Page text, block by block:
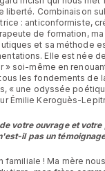
liberté. Combinaison
: anticonformiste,
de formation,
et sa méthode
Elle est née
» soi-même en
les fondements de
« une odyssée
Émilie Keroguès-
votre ouvrage et
il pas un
! Ma mère